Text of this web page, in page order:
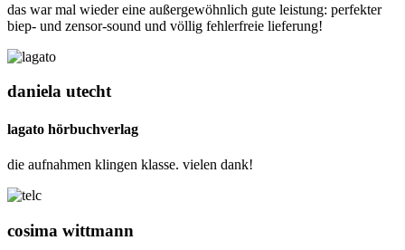
das war mal wieder eine außergewöhnlich gute leistung: perfekter
biep- und zensor-sound und völlig fehlerfreie lieferung!
daniela utecht
lagato hörbuchverlag
die aufnahmen klingen klasse. vielen dank!
cosima wittmann